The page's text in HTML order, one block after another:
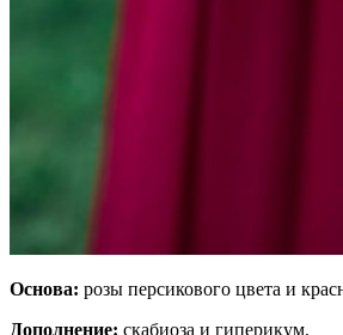
Основа: розы персикового цвета и
Дополнение: скабиоза и гиперикум.